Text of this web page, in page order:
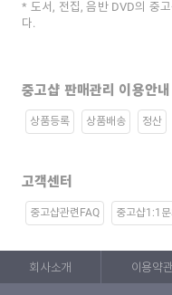
도서, 전집, 음반 DVD의 중
다.
중고샵 판매관리 이용안내
상품등록 상품배송 정산
고객센터
중고샵관련FAQ 중고샵1:1문
회사소개 이용약관